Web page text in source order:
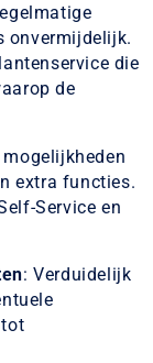
onvermijdelijk.
die
de
extra functies.
Service en
: Verduidelijk